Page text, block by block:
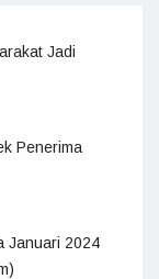
Jadi
Penerima
Januari 2024